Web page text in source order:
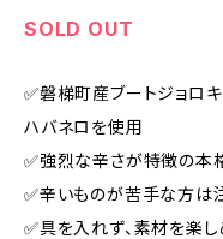
SOLD OUT
✅️磐梯町産ブートジョロキ
ハバネロを使用
✅️強烈な辛さが特徴の本
✅️辛いものが苦手な方は
✅️具を入れず、素材を楽